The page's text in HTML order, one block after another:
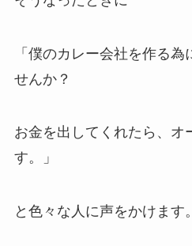
「僕のカレー会社を作る
せんか？
お金を出してくれたら、オ
す。」
と色々な人に声をかけます。